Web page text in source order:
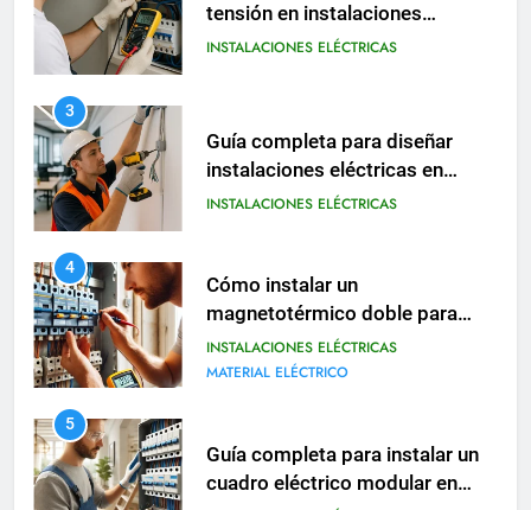
instalaciones eléctricas en
oficinas modernas
INSTALACIONES ELÉCTRICAS
4
Cómo instalar un
magnetotérmico doble para
INSTALACIONES ELÉCTRICAS
MATERIAL ELÉCTRICO
5
Guía completa para instalar un
cuadro eléctrico modular en
viviendas
INSTALACIONES ELÉCTRICAS
6
Cómo realizar una instalación
eléctrica provisional en obras o